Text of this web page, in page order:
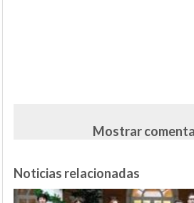
Mostrar
Noticias relacionadas